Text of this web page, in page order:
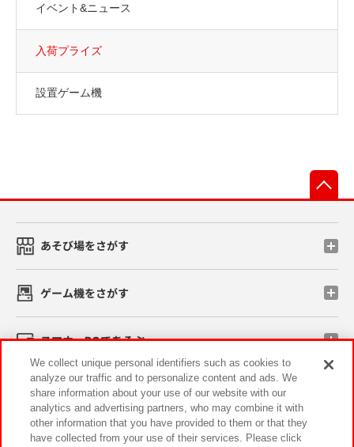
イベント&ニュース
入荷プライズ
設置ゲーム機
あそび場をさがす
ゲーム機をさがす
スマホ・PCであそぶ
イベント・キャンペーン
We collect unique personal identifiers such as cookies to
analyze our traffic and to personalize content and ads. We
share information about your use of our website with our
analytics and advertising partners, who may combine it with
other information that you have provided to them or that they
have collected from your use of their services. Please click